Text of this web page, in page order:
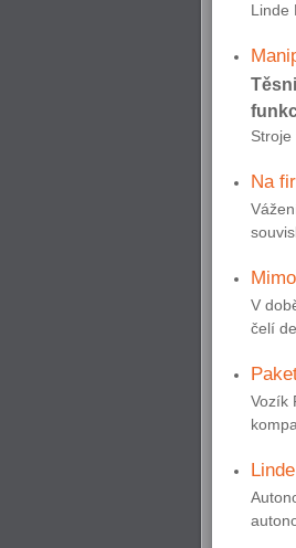
Linde
Na
V
čelí
Vozík